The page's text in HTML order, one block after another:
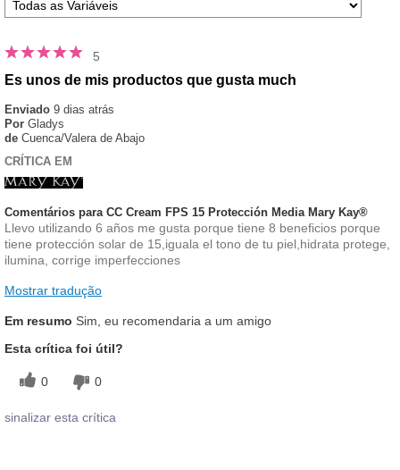
5
Es unos de mis productos que gusta much
Enviado 9 dias atrás
Por Gladys
de Cuenca/Valera de Abajo
CRÍTICA EM
Comentários para CC Cream FPS 15 Protección Media Mary Kay®
Llevo utilizando 6 años me gusta porque tiene 8 beneficios porque
tiene protección solar de 15,iguala el tono de tu piel,hidrata protege,
ilumina, corrige imperfecciones
Mostrar tradução
Em resumo Sim, eu recomendaria a um amigo
Esta crítica foi útil?
0 0
sinalizar esta crítica